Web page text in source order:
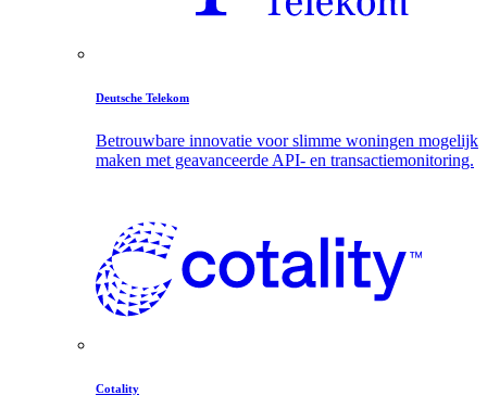
Deutsche Telekom
Betrouwbare innovatie voor slimme woningen mogelijk
maken met geavanceerde API- en transactiemonitoring.
Cotality